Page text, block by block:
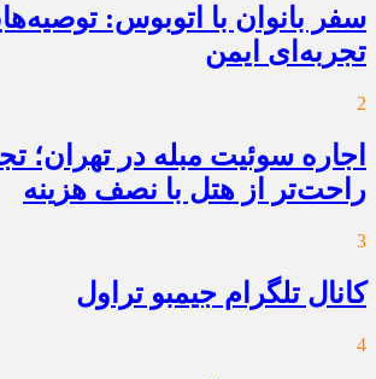
سفر بانوان با اتوبوس:
تجربه‌ای ایمن
2
اجاره سوئیت مبله در تهران؛
راحت‌تر از هتل با نصف هزینه
3
کانال تلگرام جیمبو تراول
4